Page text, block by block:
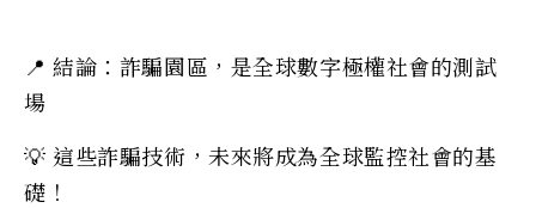
📍 結論：詐騙園區，是全球數字極權社會的測試
場
💡 這些詐騙技術，未來將成為全球監控社會的基
礎！